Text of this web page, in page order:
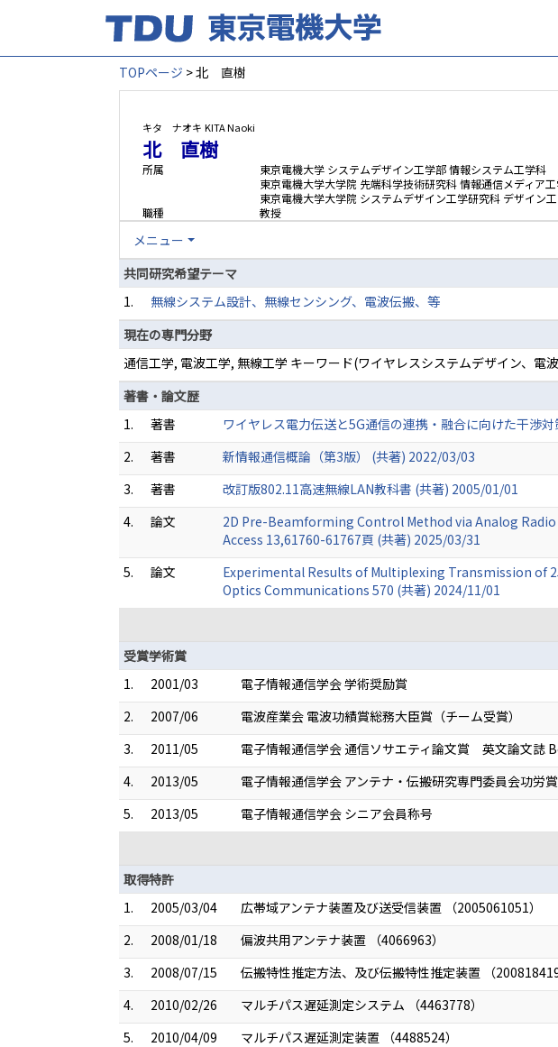
TOPページ > 北 直樹
キタ ナオキ KITA Naoki
北 直樹
所属
東京電機大学 システムデザイン工学部 情報システム工学科
東京電機大学大学院 先端科学技術研究科 情報通信メディア
東京電機大学大学院 システムデザイン工学研究科 デザイン
職種
教授
メニュー
共同研究希望テーマ
1.
無線システム設計、無線センシング、電波伝搬、等
現在の専門分野
通信工学, 電波工学, 無線工学 キーワード(ワイヤレスシステムデザイン、電
著書・論文歴
1.
著書
ワイヤレス電力伝送と5G通信の連携・融合に向けた干渉
2.
著書
新情報通信概論（第3版） (共著) 2022/03/03
3.
著書
改訂版802.11高速無線LAN教科書 (共著) 2005/01/01
4.
論文
2D Pre-Beamforming Control Method via Analog
Access 13,61760-61767頁 (共著) 2025/03/31
5.
論文
Experimental Results of Multiplexing Transmission of
Optics Communications 570 (共著) 2024/11/01
受賞学術賞
1.
2001/03
電子情報通信学会 学術奨励賞
2.
2007/06
電波産業会 電波功績賞総務大臣賞（チーム受賞）
3.
2011/05
電子情報通信学会 通信ソサエティ論文賞 英文論文誌
4.
2013/05
電子情報通信学会 アンテナ・伝搬研究専門委員会功労賞
5.
2013/05
電子情報通信学会 シニア会員称号
取得特許
1.
2005/03/04
広帯域アンテナ装置及び送受信装置 （2005061051）
2.
2008/01/18
偏波共用アンテナ装置 （4066963）
3.
2008/07/15
伝搬特性推定方法、及び伝搬特性推定装置 （
4.
2010/02/26
マルチパス遅延測定システム （4463778）
5.
2010/04/09
マルチパス遅延測定装置 （4488524）